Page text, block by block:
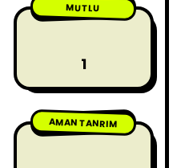
MUTLU
1
AMAN TANRIM